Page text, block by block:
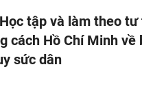
tập và làm theo
cách Hồ Chí Minh về
sức dân